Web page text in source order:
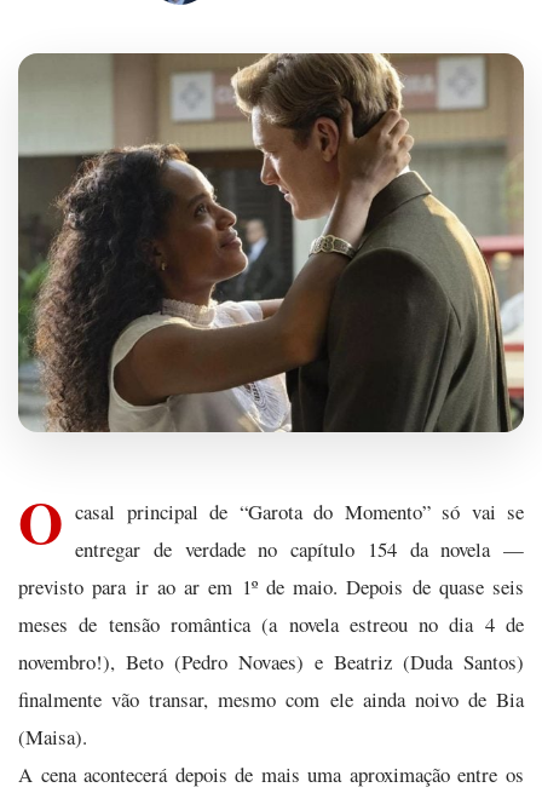
O casal principal de “Garota do Momento” só vai se
entregar de verdade no capítulo 154 da novela —
previsto para ir ao ar em 1º de maio. Depois de quase seis
meses de tensão romântica (a novela estreou no dia 4 de
novembro!), Beto (Pedro Novaes) e Beatriz (Duda Santos)
finalmente vão transar, mesmo com ele ainda noivo de Bia
(Maisa).
A cena acontecerá depois de mais uma aproximação entre os